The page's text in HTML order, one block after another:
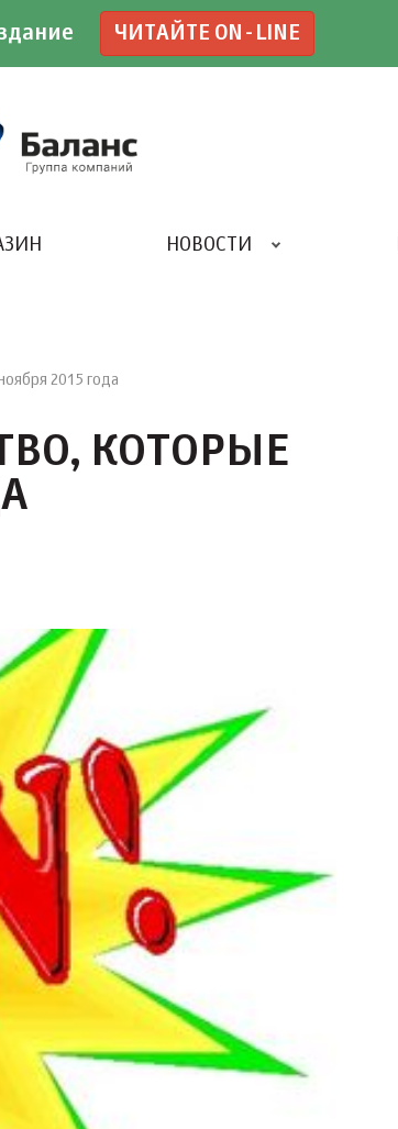
ЧИТАЙТЕ ON-LINE
НОВОСТИ
2015 года
КОТОРЫЕ